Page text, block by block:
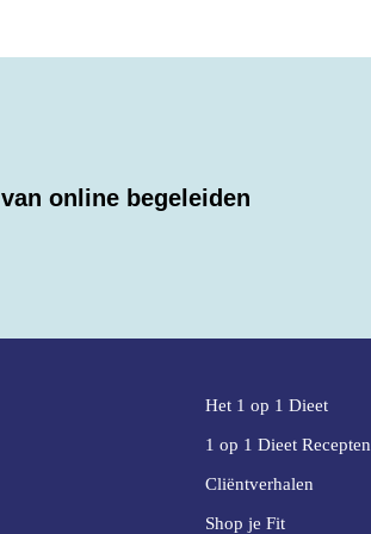
online begeleiden
Het 1 op 1 Dieet
1 op 1 Dieet Recepten
Cliëntverhalen
Shop je Fit